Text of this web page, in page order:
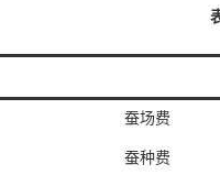
蚕场费
蚕种费